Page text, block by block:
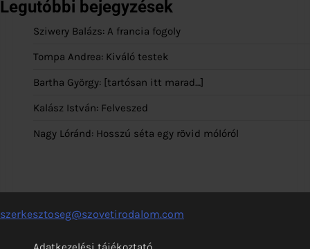
Legutóbbi bejegyzések
Sziwery Balázs: A francia fogoly
Tompa Andrea: Kiváló testek
Bartha György: [tartósan itt marad…]
Kalász István: Felveszed
Nagy Lóránd: Hosszú séta egy rövid mólóról
szerkesztoseg@szovetirodalom.com